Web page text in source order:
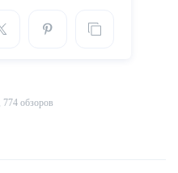
774 обзоров